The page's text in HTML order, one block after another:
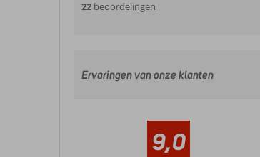
22 beoordelingen
Ervaringen van onze klanten
9,0